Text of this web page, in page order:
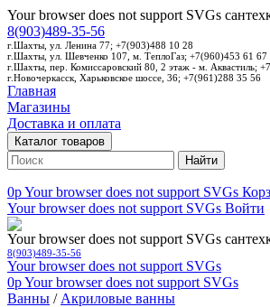
Your browser does not support SVGs
8(903)489-35-56
г.Шахты, ул. Ленина 77; +7(903)488 10 28
г.Шахты, ул. Шевченко 107, м. ТеплоГаз; +7(960)453 61 67
г.Шахты, пер. Комиссаровский 80, 2 этаж - м. Аквастиль;
г.Новочеркасск, Харьковское шоссе, 36; +7(961)288 35 56
Главная
Магазины
Доставка и оплата
Каталог товаров
Найти
0pYour browser does not support SVGs
Your browser does not support SVGs Войти
Your browser does not support SVGs
8(903)489-35-56
Your browser does not support SVGs
0pYour browser does not support SVGs
Ванны / Акриловые ванны